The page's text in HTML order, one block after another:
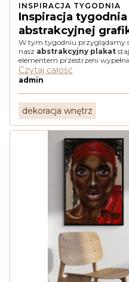
INSPIRACJA TYGODNIA
Inspiracja
abstrakcyjnej
W tym tygodniu przyglądamy
nasz abstrakcyjny plakat
elementem przestrzeni
Czytaj całość
admin
dekoracja wnętrz